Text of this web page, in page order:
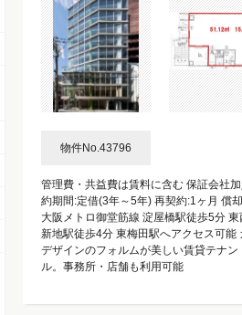
物件No.43796
管理費・共益費は賃料に含む 保証会社
約期間:定借(3年～5年) 再契約:1ヶ月 償
大阪メトロ御堂筋線 淀屋橋駅徒歩5分 東
新地駅徒歩4分 東梅田駅へアクセス可能
デザインのフォルムが美しい賃貸テナン
ル。事務所・店舗も利用可能
梅田1丁目
梅田2丁目
梅田3丁目
うめきた・グランフロント
芝田
角田町・小松原町
茶屋町
堂島・曾根崎新地
中崎西・堂山町・太融寺町
曾根崎
西天満
中津・豊崎
梅田1丁目
梅田2丁目
梅田3丁目
うめきた・グランフロント
芝田
角田町・小松原町
茶屋町
堂島・曾根崎新地
中崎西・堂山町・太融寺町
曾根崎
西天満
中津・豊崎
梅田1丁目
梅田2丁目
梅田3丁目
うめきた・グランフロント
芝田
角田町・小松原町
茶屋町
堂島・曾根崎新地
中崎西・堂山町・太融寺町
曾根崎
西天満
中津・豊崎
梅田1丁目
梅田2丁目
梅田3丁目
うめきた・グランフロント
芝田
角田町・小松原町
茶屋町
堂島・曾根崎新地
中崎西・堂山町・太融寺町
曾根崎
西天満
中津・豊崎